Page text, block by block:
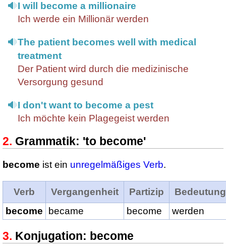
I will become a millionaire
Ich werde ein Millionär werden
The patient becomes well with medical
treatment
Der Patient wird durch die medizinische
Versorgung gesund
I don't want to become a pest
Ich möchte kein Plagegeist werden
Grammatik: 'to become'
become ist ein unregelmäßiges Verb.
Verb Vergangenheit Partizip
Bedeutung
become
became become werden
Konjugation: become